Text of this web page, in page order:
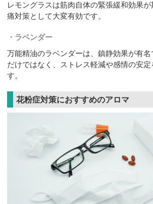
レモングラスは筋肉自体の緊張緩和効果
痛対策として大変有効です。
ラベンダー
万能精油のラベンダーは、鎮静効果が有
だけではなく、ストレス軽減や感情の安
す。
花粉症対策におすすめのアロマ